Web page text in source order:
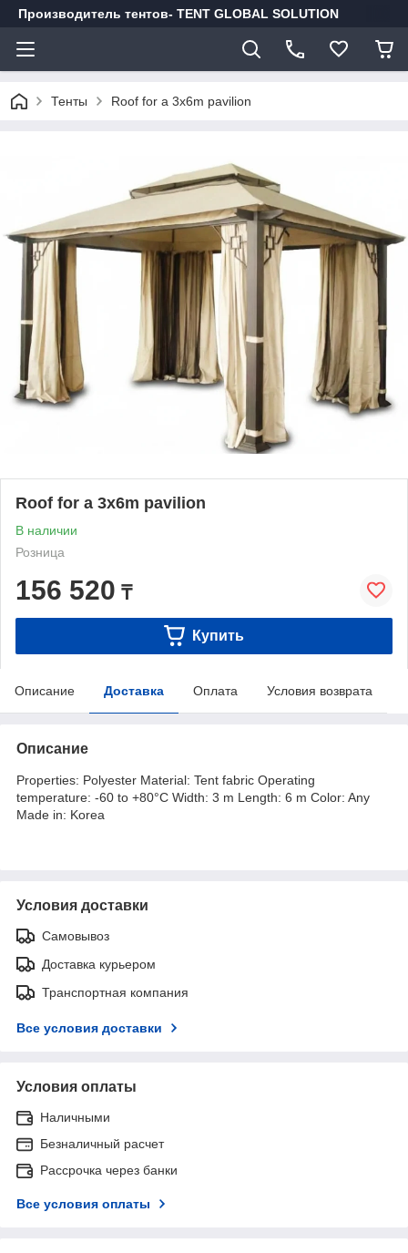
Производитель тентов- TENT GLOBAL SOLUTION
Тенты Roof for a 3x6m pavilion
Roof for a 3x6m pavilion
В наличии
Розница
156 520 ₸
Купить
Описание Доставка Оплата Условия возврата
Описание
Properties: Polyester Material: Tent fabric Operating
temperature: -60 to +80°C Width: 3 m Length: 6 m Color: Any
Made in: Korea
Условия доставки
Самовывоз
Доставка курьером
Транспортная компания
Все условия доставки
Условия оплаты
Наличными
Безналичный расчет
Рассрочка через банки
Все условия оплаты